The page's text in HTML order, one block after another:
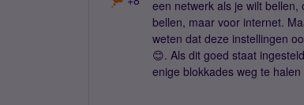
een netwerk als je wilt
bellen, maar voor internet.
weten dat deze instellingen
😊. Als dit goed staat
enige blokkades weg te